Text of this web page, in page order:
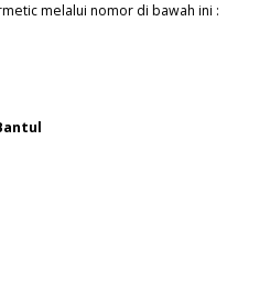
melalui nomor di bawah ini :